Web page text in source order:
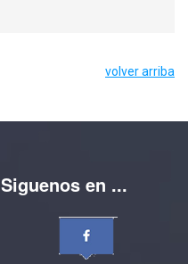
volver arriba
Siguenos en ...